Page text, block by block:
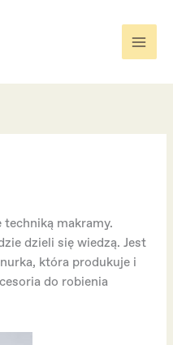
makramy.
dzieli się wiedzą. Jest
która produkuje i
do robienia